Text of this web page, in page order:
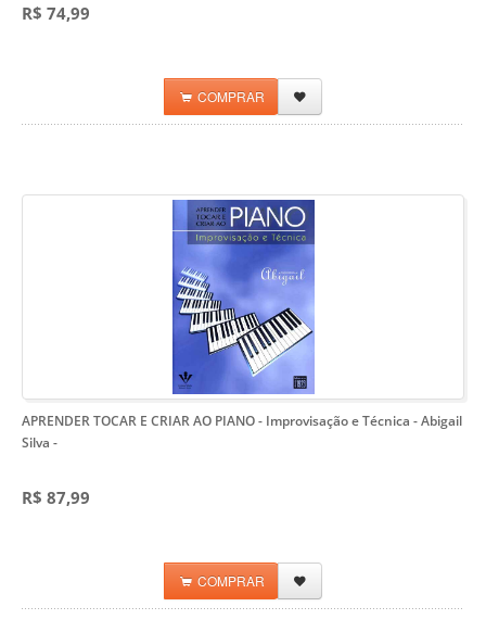
R$ 74,99
COMPRAR
APRENDER TOCAR E CRIAR AO PIANO - Improvisação e Técnica - Abigail
Silva -
R$ 87,99
COMPRAR